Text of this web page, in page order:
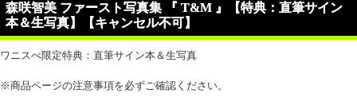
森咲智美 ファースト写真集 『 T&M 』【特典：直筆サイン
本＆生写真】【キャンセル不可】
ワニスぺ限定特典：直筆サイン本＆生写真
※商品ページの注意事項を必ずご確認ください。